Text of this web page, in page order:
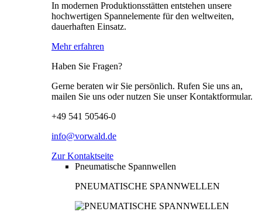
In modernen Produktionsstätten entstehen unsere
hochwertigen Spannelemente für den weltweiten,
dauerhaften Einsatz.
Mehr erfahren
Haben Sie Fragen?
Gerne beraten wir Sie persönlich. Rufen Sie uns an,
mailen Sie uns oder nutzen Sie unser Kontaktformular.
+49 541 50546-0
info@vorwald.de
Zur Kontaktseite
Pneumatische Spannwellen
PNEUMATISCHE SPANNWELLEN